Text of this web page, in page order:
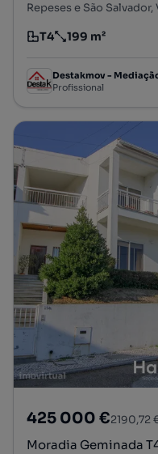
Repeses e São Salvador,
Tipologia
T4
Preço por metro
199 m²
Destakmov -
Profissional
425 000 €2190,72
Moradia Geminada